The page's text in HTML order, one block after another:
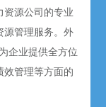
资源公司的专业
源管理服务。外
企业提供全方位
效管理等方面的